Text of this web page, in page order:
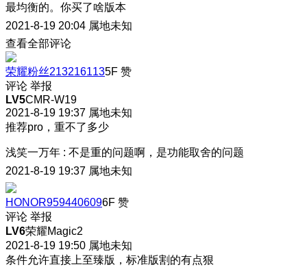
最均衡的。你买了啥版本
2021-8-19 20:04 属地未知
查看全部评论
荣耀粉丝2132161135F 赞
评论 举报
LV5CMR-W19
2021-8-19 19:37 属地未知
推荐pro，重不了多少
浅笑一万年 : 不是重的问题啊，是功能取舍的问题
2021-8-19 19:37 属地未知
HONOR9594406096F 赞
评论 举报
LV6荣耀Magic2
2021-8-19 19:50 属地未知
条件允许直接上至臻版，标准版割的有点狠